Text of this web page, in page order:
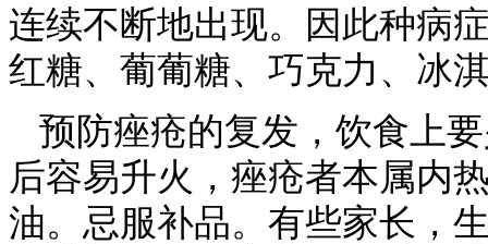
连续不断地出现。因此种病
红糖、葡葡糖、巧克力、冰
预防痤疮的复发，饮食上
后容易升火，痤疮者本属内
油。忌服补品。有些家长，